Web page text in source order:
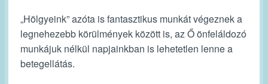
„Hölgyeink” azóta is fantasztikus munkát végeznek a
legnehezebb körülmények között is, az Ő önfeláldozó
munkájuk nélkül napjainkban is lehetetlen lenne a
betegellátás.